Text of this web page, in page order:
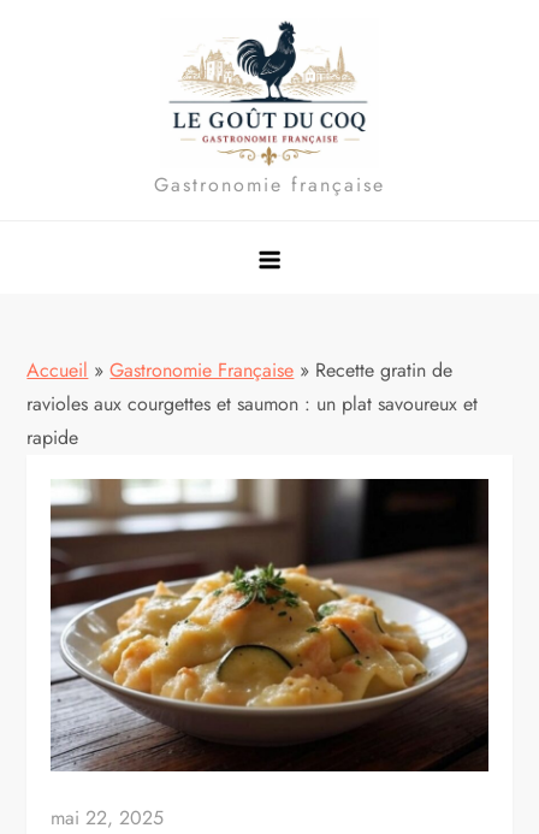
Gastronomie française
Accueil » Gastronomie Française » Recette gratin de
ravioles aux courgettes et saumon : un plat savoureux et
rapide
mai 22, 2025